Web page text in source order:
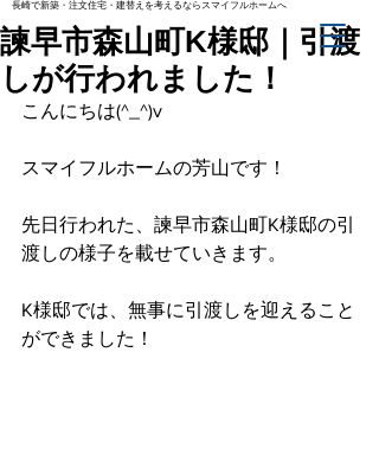
長崎で新築・注文住宅・建替えを考えるならスマイフルホームへ
諫早市森山町K様邸｜引渡
しが行われました！
こんにちは(^_^)v
スマイフルホームの芳山です！
先日行われた、諫早市森山町K様邸の引
渡しの様子を載せていきます。
K様邸では、無事に引渡しを迎えること
ができました！